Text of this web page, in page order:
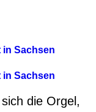
die Orgel,